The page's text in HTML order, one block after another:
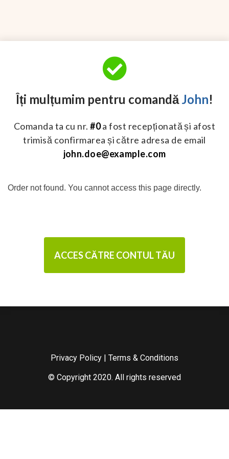
Îți mulțumim pentru comandăJohn!
Comanda ta cu nr.#0a fost recepționată și afost
trimisă confirmarea și către adresa de email
john.doe@example.com
Order not found. You cannot access this page directly.
ACCES CĂTRE CONTUL TĂU
Privacy Policy | Terms & Conditions
© Copyright 2020. All rights reserved